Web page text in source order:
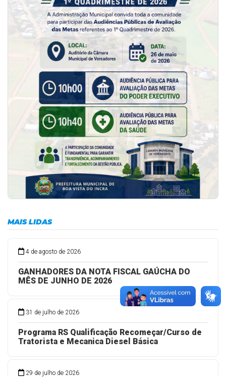
MAIS LIDAS
4 de agosto de 2026
GANHADORES DA NOTA FISCAL GAÚCHA DO
MÊS DE JUNHO DE 2026
31 de julho de 2026
Programa RS Qualificação Recomeçar/Curso de
Tratorista e Mecanica Diesel Básica
29 de julho de 2026